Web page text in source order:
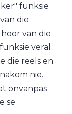
funksie
die
van die
veral
die reëls en
nie.
onvanpas
se